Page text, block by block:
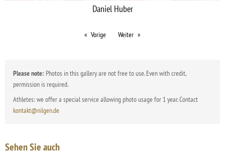
Daniel Huber
Vorige Weiter
Please note: Photos in this gallery are not free to use. Even with credit,
permission is required.
Athletes: we offer a special service allowing photo usage for 1 year. Contact
kontakt@nilgen.de
Sehen Sie auch